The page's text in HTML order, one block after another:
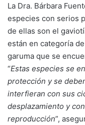
La Dra. Bárbara
especies con serios
de ellas son el
están en categoría
garuma que se
“Estas especies se
protección y se
interfieran con sus
desplazamiento y
reproducción”,